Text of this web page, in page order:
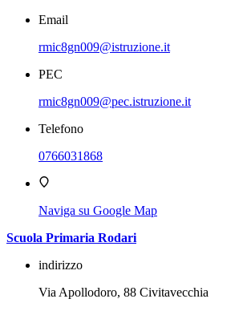
Email
rmic8gn009@istruzione.it
PEC
rmic8gn009@pec.istruzione.it
Telefono
0766031868
Naviga su Google Map
Scuola Primaria Rodari
indirizzo
Via Apollodoro, 88 Civitavecchia